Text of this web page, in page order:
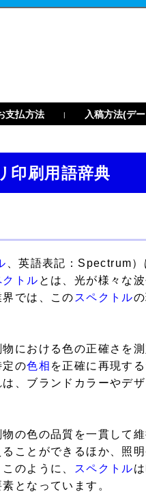
支払方法 | 入稿方法(デ
印刷用語辞典
、英語表記：Spectrum
クトル とは、光が様々な
では、この スペクトル
における色の正確さを
定の色相 を正確に再現す
、ブランドカラーやデ
の色の品質を一貫して
ことができるほか、照
のように、
スペクトル
となっています。